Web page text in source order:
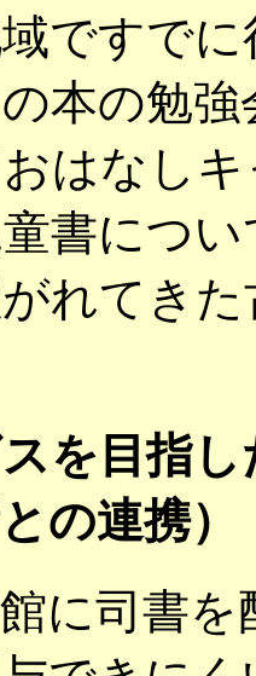
ですでに
本の勉
はなし
書につ
れてき
を目指
の連携）
に司書を